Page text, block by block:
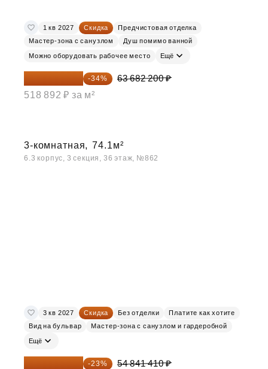
1 кв 2027 Скидка
Предчистовая отделка
Мастер-зона с санузлом
Душ помимо ванной
Можно оборудовать рабочее место Ещё
42 030 252 ₽ -34%
63 682 200 ₽
518 892 ₽ за м²
3-комнатная, 74.1м²
6.3 корпус, 3 секция, 36 этаж, №862
3 кв 2027 Скидка Без отделки
Платите как хотите
Вид на бульвар
Мастер-зона с санузлом и гардеробной
Ещё
42 227 886 ₽ -23%
54 841 410 ₽